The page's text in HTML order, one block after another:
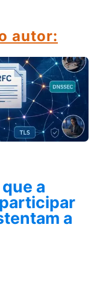
autor:
a
a